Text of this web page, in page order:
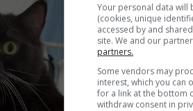
Your personal data will
(cookies, unique
accessed by and
site. We and our
partners.
Some vendors may
interest, which you can
for a link at the bottom
withdraw consent in